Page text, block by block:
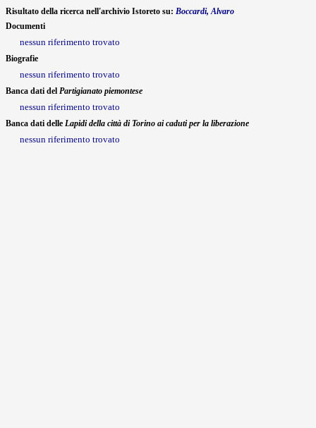
Risultato della ricerca nell'archivio Istoreto su: Boccardi, Alvaro
Documenti
nessun riferimento trovato
Biografie
nessun riferimento trovato
Banca dati del Partigianato piemontese
nessun riferimento trovato
Banca dati delle Lapidi della città di Torino ai caduti per la liberazione
nessun riferimento trovato